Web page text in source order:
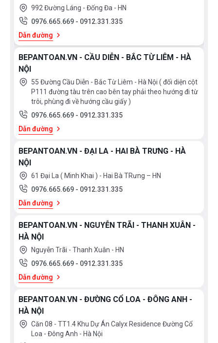
992 Đường Láng - Đống Đa - HN
0976.665.669 - 0912.331.335
Dẫn đường
BEPANTOAN.VN - CẦU DIỄN - BẮC TỪ LIÊM - HÀ
NỘI
55 Đường Cầu Diễn - Bắc Từ Liêm - Hà Nội ( đối diện cột
P111 đường tàu trên cao bên tay phải theo hướng đi từ
trôi, phùng đi về hướng cầu giấy )
0976.665.669 - 0912.331.335
Dẫn đường
BEPANTOAN.VN - ĐẠI LA - HAI BÀ TRƯNG - HÀ
NỘI
61 Đại La ( Minh Khai ) - Hai Bà TRưng – HN
0976.665.669 - 0912.331.335
Dẫn đường
BEPANTOAN.VN - NGUYỄN TRÃI - THANH XUÂN -
HÀ NỘI
Nguyễn Trãi - Thanh Xuân - HN
0976.665.669 - 0912.331.335
Dẫn đường
BEPANTOAN.VN - ĐƯỜNG CỔ LOA - ĐÔNG ANH -
HÀ NỘI
Căn 08 - TT1.4 Khu Dự Án Calyx Residence Đường Cổ
Loa - Đông Anh - Hà Nội